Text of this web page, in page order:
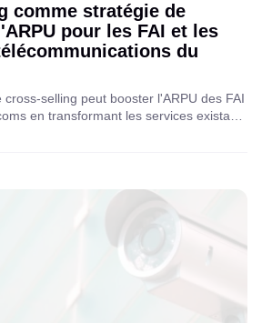
comme stratégie de
pour les FAI et les
du
selling peut booster l'ARPU des FAI
en transformant les services existants